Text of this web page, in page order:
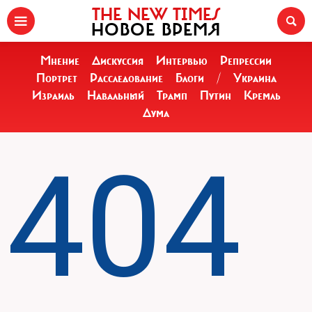
THE NEW TIMES
НОВОЕ ВРЕМЯ
Мнение Дискуссия Интервью
Репрессии
Портрет
Расследование Блоги /
Украина
Израиль
Навальный Трамп Путин
Кремль
Дума
404